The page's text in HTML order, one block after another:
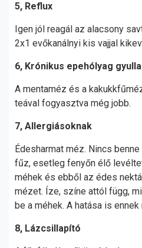
5, Reflux
Igen jól reagál az alacsony
2x1 evőkanálnyi kis vajjal
6, Krónikus epehólyag
A mentaméz és a
teával fogyasztva még jobb.
7, Allergiásoknak
Édesharmat méz. Nincs
fűz, esetleg fenyőn élő
méhek és ebből az édes
mézet. Íze, színe attól függ,
be a méhek. A hatása is
8, Lázcsillapító